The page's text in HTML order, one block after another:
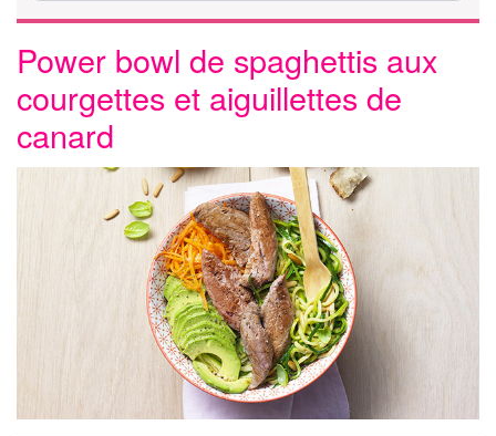
Power bowl de spaghettis aux
courgettes et aiguillettes de
canard